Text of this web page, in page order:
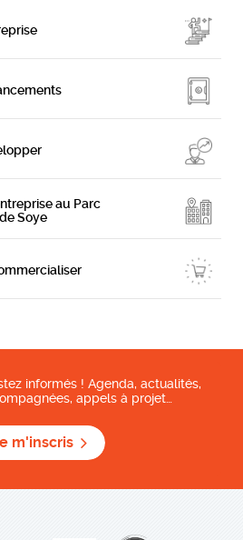
au Parc
Soye
informés ! Agenda, actualités,
appels à projet…
m'inscris